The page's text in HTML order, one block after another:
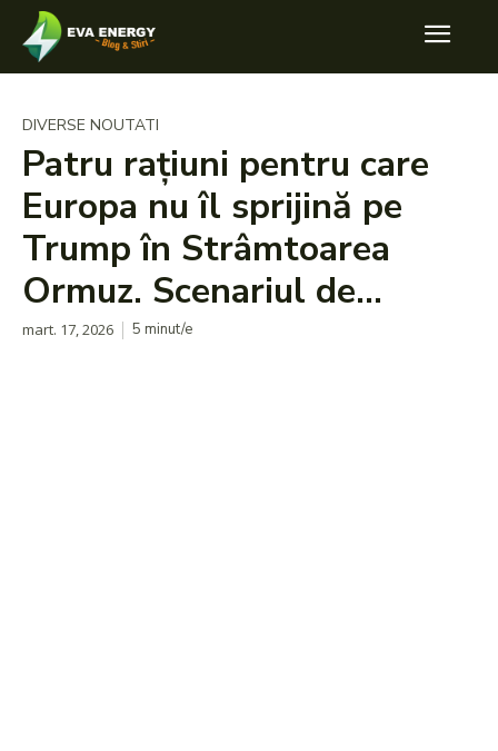
DIVERSE NOUTATI
Patru rațiuni pentru care
Europa nu îl sprijină pe
Trump în Strâmtoarea
Ormuz. Scenariul de…
mart. 17, 2026 5 minut/e